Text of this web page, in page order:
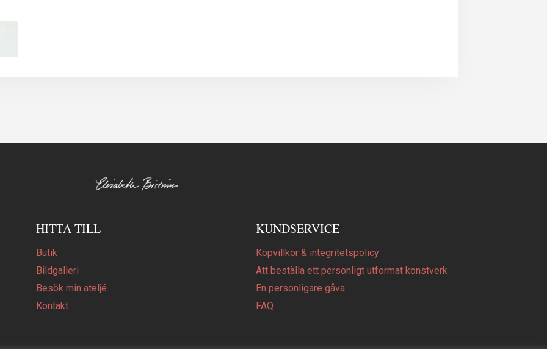
HITTA TILL
Butik
Bildgalleri
Besök min ateljé
Kontakt
KUNDSERVICE
Köpvillkor & integritetspolicy
Att beställa ett personligt utformat konstverk
En personligare gåva
FAQ